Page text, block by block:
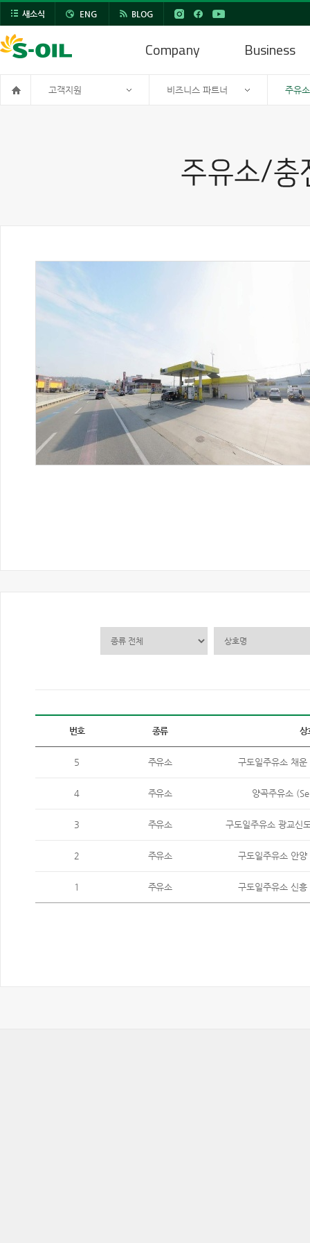
새소식 ENG BLOG
Company Business
고객지원 비즈니스 파트너 주유
번호 종류 상
5 주유소 구도일주유소 채
4 주유소 양곡주유소
3 주유소 구도일주유소 광교신
2 주유소 구도일주유소 안
1 주유소 구도일주유소 신